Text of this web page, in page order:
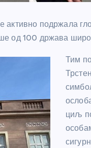
активно подржала
од 100 држава
Тим
циљ